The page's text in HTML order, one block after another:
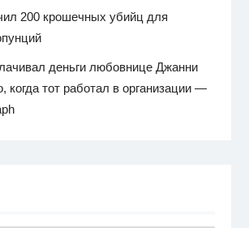
200 крошечных убийц для
деньги любовнице Джанни
когда тот работал в организации —